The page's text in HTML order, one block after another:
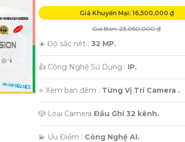
Giá Khuyến Mại: 16,500,000 ₫
Giá Bán: 23,050,000 ₫
☀️ Độ sắc nét : 32 MP.
👍 Công Nghệ Sử Dụng : IP.
⭐ Xem ban đêm : Từng Vị Trí Camera .
🎲 Loại Camera Đầu Ghi 32 kênh.
️💫 Ưu Điểm : Công Nghệ AI.